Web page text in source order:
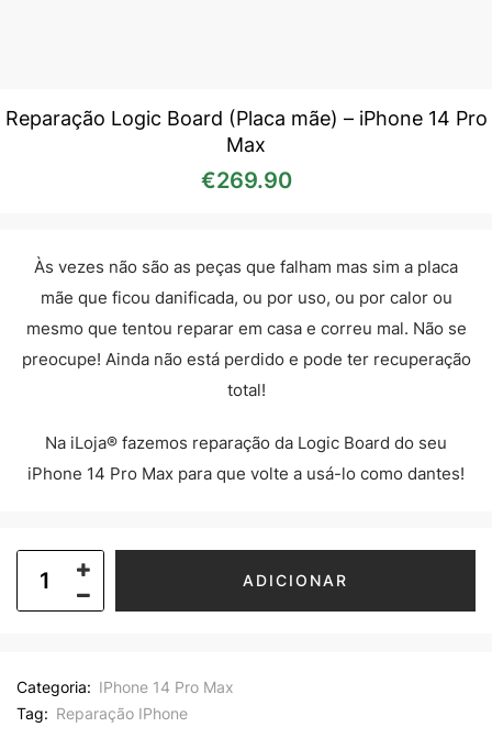
Reparação Logic Board (Placa mãe) – iPhone 14 Pro
Max
€269.90
Às vezes não são as peças que falham mas sim a placa
mãe que ficou danificada, ou por uso, ou por calor ou
mesmo que tentou reparar em casa e correu mal. Não se
preocupe! Ainda não está perdido e pode ter recuperação
total!
Na iLoja® fazemos reparação da Logic Board do seu
iPhone 14 Pro Max para que volte a usá-lo como dantes!
ADICIONAR
Categoria: IPhone 14 Pro Max
Tag: Reparação IPhone